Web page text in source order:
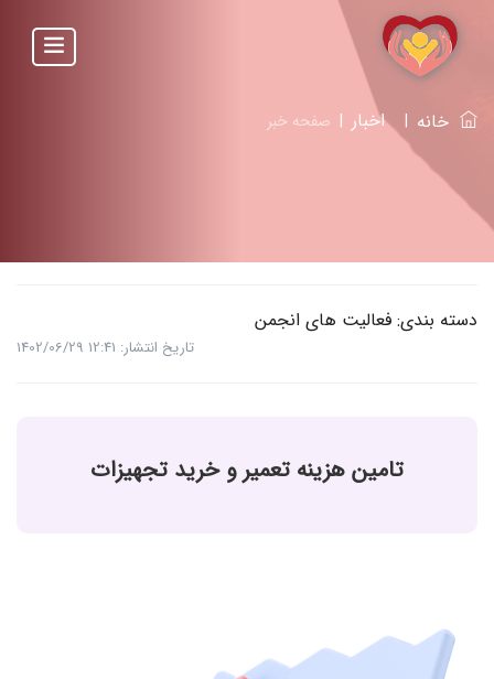
خانه | اخبار | صفحه خبر
دسته بندی: فعالیت های انجمن
تاریخ انتشار: 12:41 1402/06/29
تامین هزینه تعمیر و خرید تجهیزات